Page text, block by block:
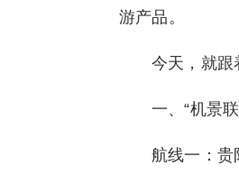
游产品。
今天，就跟
一、“机景
航线一：